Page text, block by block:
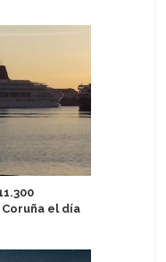
el día